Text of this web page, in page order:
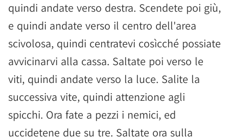
quindi andate verso destra. Scendete poi giù,
e quindi andate verso il centro dell'area
scivolosa, quindi centratevi cosìcché possiate
avvicinarvi alla cassa. Saltate poi verso le
viti, quindi andate verso la luce. Salite la
successiva vite, quindi attenzione agli
spicchi. Ora fate a pezzi i nemici, ed
uccidetene due su tre. Saltate ora sulla